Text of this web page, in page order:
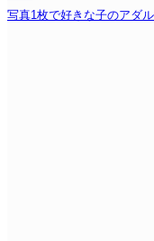
写真1枚で好きな子のアダ